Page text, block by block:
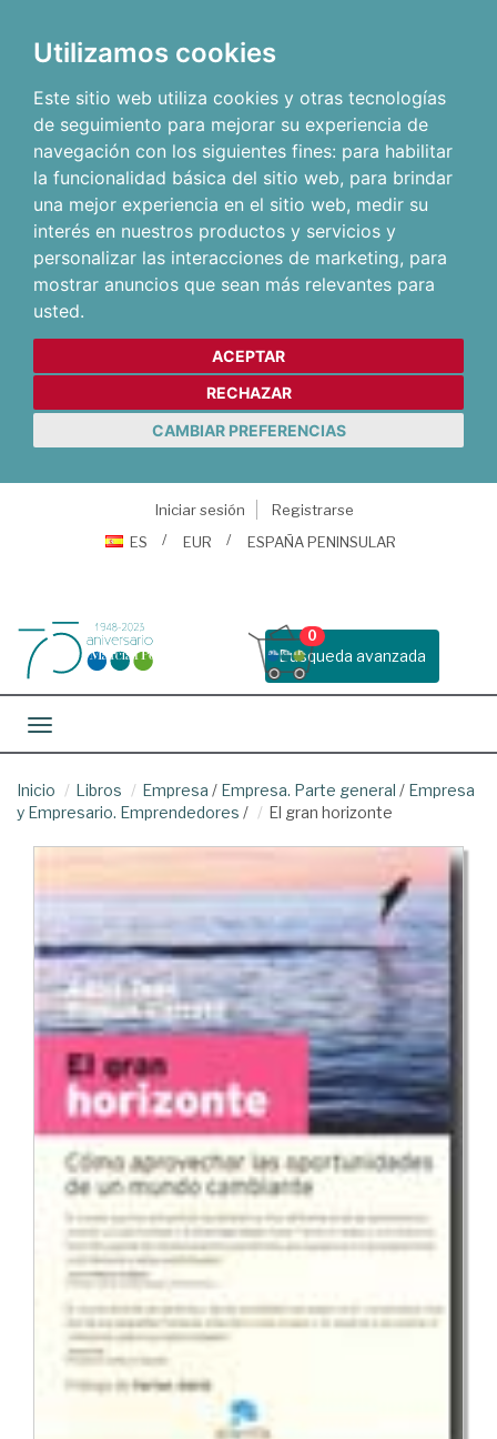
Utilizamos cookies
Este sitio web utiliza cookies y otras tecnologías
de seguimiento para mejorar su experiencia de
navegación con los siguientes fines: para habilitar
la funcionalidad básica del sitio web, para brindar
una mejor experiencia en el sitio web, medir su
interés en nuestros productos y servicios y
personalizar las interacciones de marketing, para
mostrar anuncios que sean más relevantes para
usted.
ACEPTAR
RECHAZAR
CAMBIAR PREFERENCIAS
Iniciar sesión
Registrarse
ES
EUR ESPAÑA PENINSULAR
Busqueda avanzada
0
Toggle navigation
Inicio Libros Empresa / Empresa. Parte general / Empresa
y Empresario. Emprendedores / El gran horizonte